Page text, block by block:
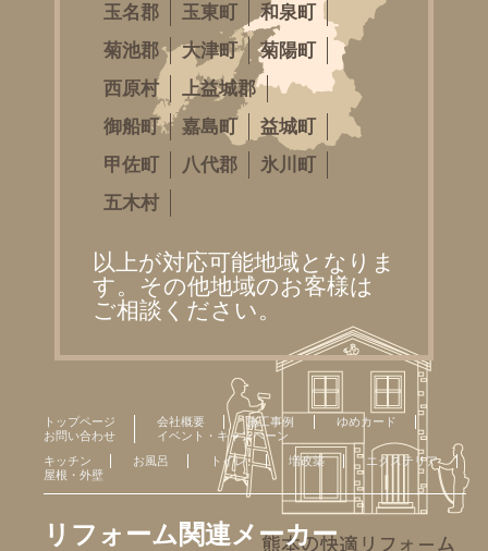
玉名郡
玉東町
和泉町
菊池郡
大津町
菊陽町
西原村
上益城郡
御船町
嘉島町
益城町
甲佐町
八代郡
氷川町
五木村
以上が対応可能地域となりま
す。その他地域のお客様は
ご相談ください。
トップページ 会社概要 施工事例
ゆめカード
お問い合わせ
イベント・キャンペーン
キッチン
お風呂 トイレ 増改築
エクステリア
屋根・外壁
リフォーム関連メーカー